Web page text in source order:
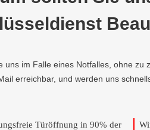
uns im Falle eines Notfalles, ohne zu
erreichbar, und werden uns
Türöffnung in 90% der